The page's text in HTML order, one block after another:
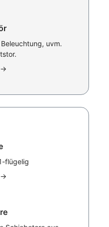
uvm.
→
flügelig
→